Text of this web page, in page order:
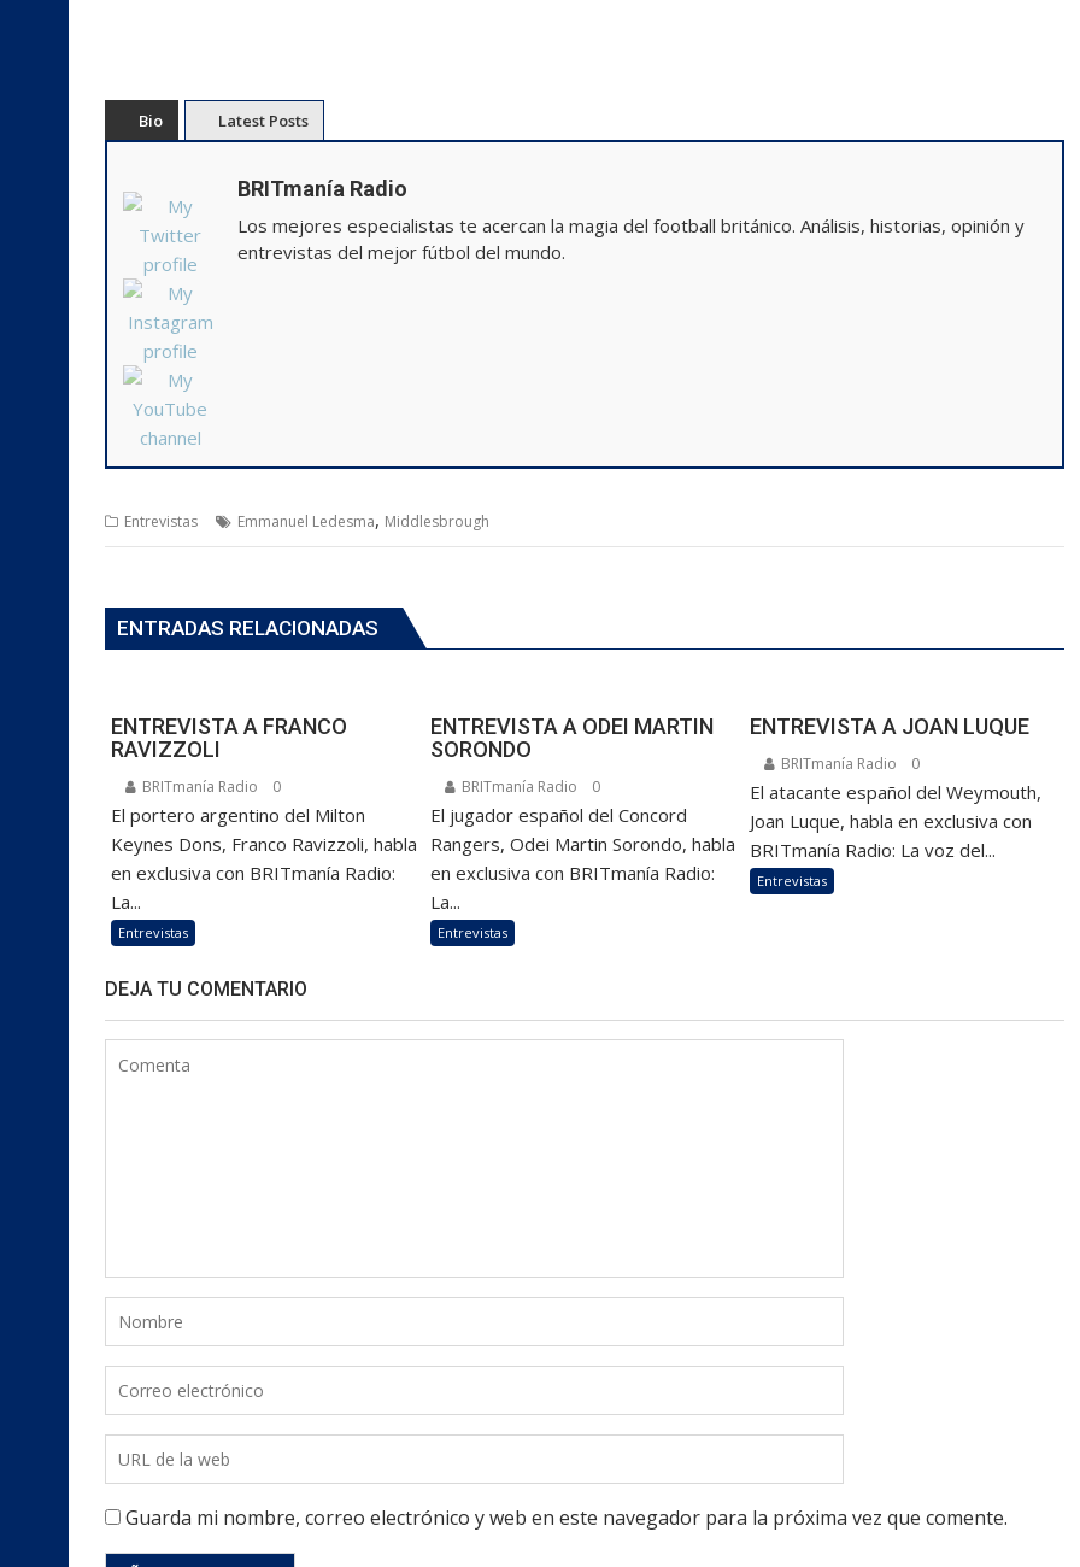
Bio Latest Posts
BRITmanía Radio
Los mejores especialistas te acercan la magia del football británico. Análisis, historias, opinión y
entrevistas del mejor fútbol del mundo.
Entrevistas Emmanuel Ledesma, Middlesbrough
ENTRADAS RELACIONADAS
ENTREVISTA A FRANCO
RAVIZZOLI
BRITmanía Radio 0
El portero argentino del Milton
Keynes Dons, Franco Ravizzoli, habla
en exclusiva con BRITmanía Radio:
La...
Entrevistas
ENTREVISTA A ODEI MARTIN
SORONDO
BRITmanía Radio 0
El jugador español del Concord
Rangers, Odei Martin Sorondo, habla
en exclusiva con BRITmanía Radio:
La...
Entrevistas
ENTREVISTA A JOAN LUQUE
BRITmanía Radio 0
El atacante español del Weymouth,
Joan Luque, habla en exclusiva con
BRITmanía Radio: La voz del...
Entrevistas
DEJA TU COMENTARIO
Guarda mi nombre, correo electrónico y web en este navegador para la próxima vez que comente.